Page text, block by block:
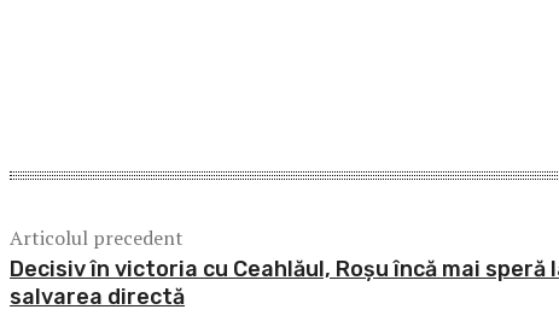
Articolul precedent
Decisiv în victoria cu Ceahlăul, Roșu încă mai speră
salvarea directă